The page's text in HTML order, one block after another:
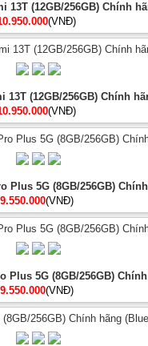
(12GB/256GB) Chính
(VNĐ)
(12GB/256GB) Chính
(VNĐ)
Plus 5G (8GB/256GB)
9.550.000(VNĐ)
Plus 5G (8GB/256GB)
9.550.000(VNĐ)